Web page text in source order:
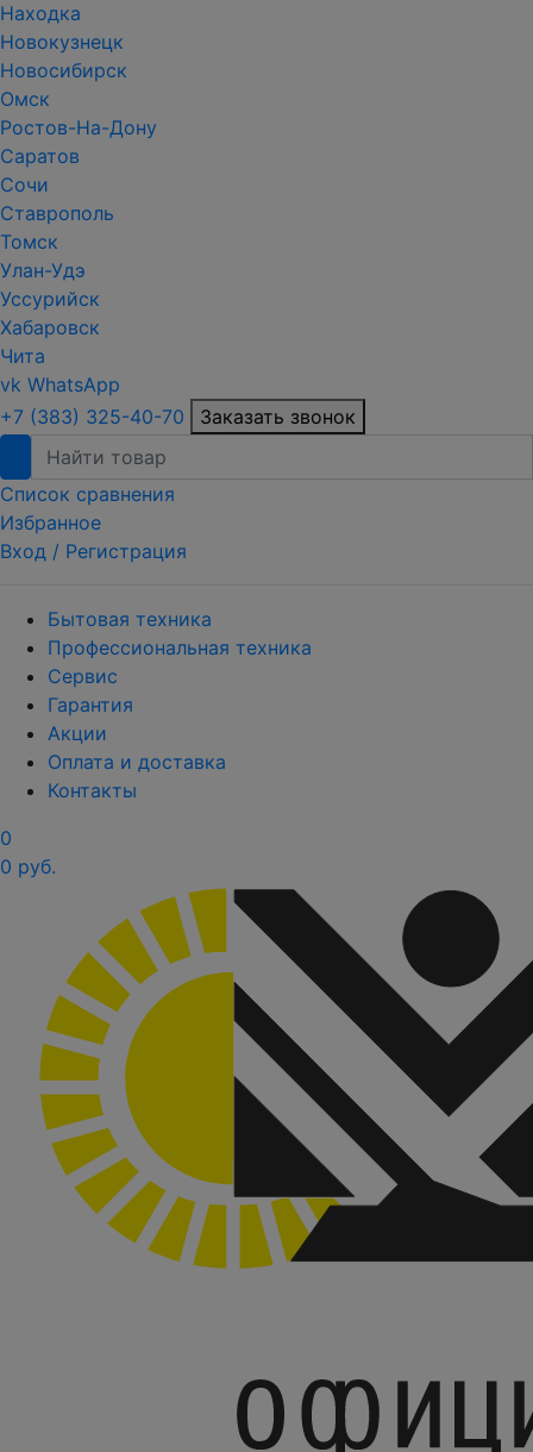
Находка
Новокузнецк
Новосибирск
Омск
Ростов-На-Дону
Саратов
Сочи
Ставрополь
Томск
Улан-Удэ
Уссурийск
Хабаровск
Чита
vk WhatsApp
+7 (383) 325-40-70
Заказать звонок
Список сравнения
Избранное
Вход / Регистрация
Бытовая техника
Профессиональная техника
Сервис
Гарантия
Акции
Оплата и доставка
Контакты
0
0 руб.